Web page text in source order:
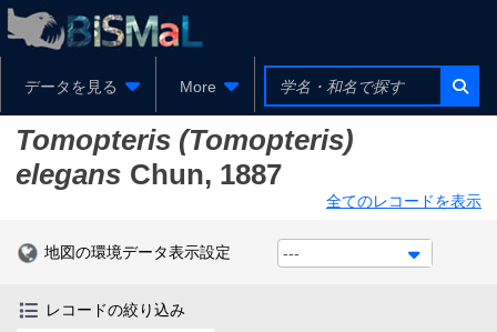
データを見る More
Tomopteris (Tomopteris)
elegans Chun, 1887
全てのレコードを表示
地図の環境データ表示設定 ---
レコードの絞り込み